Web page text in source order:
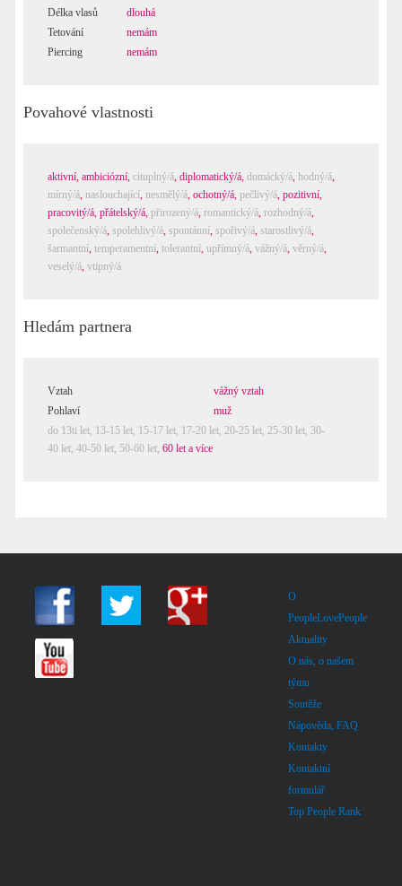
Délka vlasů
dlouhá
Tetování
nemám
Piercing
nemám
Povahové vlastnosti
aktivní, ambiciózní, cituplný/á, diplomatický/á, domácký/á, hodný/á,
mírný/á, naslouchající, nesmělý/á, ochotný/á, pečlivý/á, pozitivní,
pracovitý/á, přátelský/á, přirozený/á, romantický/á, rozhodný/á,
společenský/á, spolehlivý/á, spontánní, spořivý/á, starostlivý/á,
šarmantní, temperamentní, tolerantní, upřímný/á, vážný/á, věrný/á,
veselý/á, vtipný/á
Hledám partnera
Vztah
vážný vztah
Pohlaví
muž
do 13ti let, 13-15 let, 15-17 let, 17-20 let, 20-25 let, 25-30 let, 30-
40 let, 40-50 let, 50-60 let, 60 let a více
O
PeopleLovePeople
Aktuality
O nás, o našem
týmu
Soutěže
Nápověda, FAQ
Kontakty
Kontaktní
formulář
Top People Rank